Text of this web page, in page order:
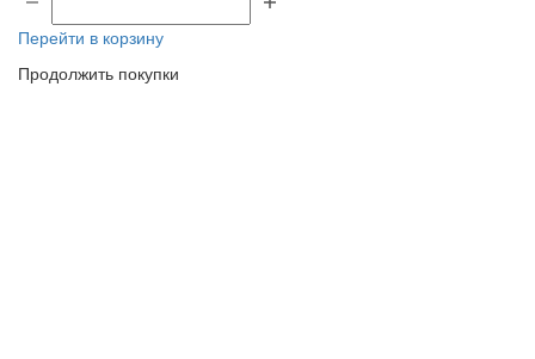
Перейти в корзину
Продолжить покупки